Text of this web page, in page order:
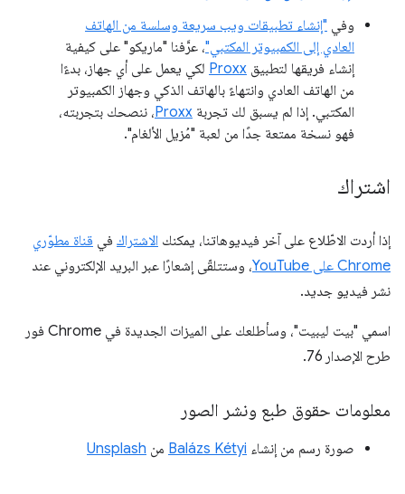
وفي "إنشاء تطبيقات ويب سريعة وسلسة من الهاتف
العادي إلى الكمبيوتر المكتبي"، عرَّفنا "ماريكو" على كيفية
إنشاء فريقها لتطبيق Proxx لكي يعمل على أي جهاز، بدءًا
من الهاتف العادي وانتهاءً بالهاتف الذكي وجهاز الكمبيوتر
المكتبي. إذا لم يسبق لك تجربة Proxx، ننصحك بتجربته،
فهو نسخة ممتعة جدًا من لعبة "مُزيل الألغام".
اشتراك
إذا أردت الاطّلاع على آخر فيديوهاتنا، يمكنك الاشتراك في قناة مطوّري
Chrome على YouTube
، وستتلقّى إشعارًا عبر البريد الإلكتروني عند
نشر فيديو جديد.
اسمي "بيت ليبيت"، وسأطلعك على الميزات الجديدة في Chrome فور
طرح الإصدار 76.
معلومات حقوق طبع ونشر الصور
صورة رسم من إنشاء Balázs Kétyi من Unsplash